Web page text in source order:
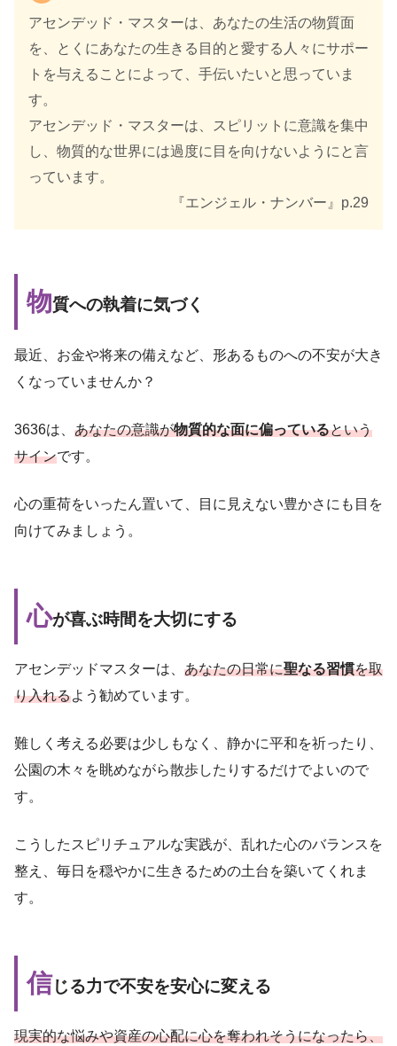
アセンデッド・マスターは、あなたの生活の物質面
を、とくにあなたの生きる目的と愛する人々にサポー
トを与えることによって、手伝いたいと思っていま
す。
アセンデッド・マスターは、スピリットに意識を集中
し、物質的な世界には過度に目を向けないようにと言
っています。
『エンジェル・ナンバー』p.29
物質への執着に気づく
最近、お金や将来の備えなど、形あるものへの不安が大き
くなっていませんか？
3636は、 あなたの意識が物質的な面に偏っているという
サインです。
心の重荷をいったん置いて、目に見えない豊かさにも目を
向けてみましょう。
心が喜ぶ時間を大切にする
アセンデッドマスターは、 あなたの日常に聖なる習慣を取
り入れるよう勧めています。
難しく考える必要は少しもなく、静かに平和を祈ったり、
公園の木々を眺めながら散歩したりするだけでよいので
す。
こうしたスピリチュアルな実践が、乱れた心のバランスを
整え、毎日を穏やかに生きるための土台を築いてくれま
す。
信じる力で不安を安心に変える
現実的な悩みや資産の心配に心を奪われそうになったら、